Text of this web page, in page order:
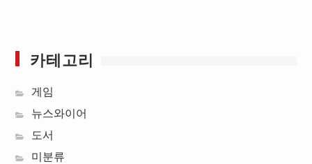
카테고리
게임
뉴스와이어
도서
미분류